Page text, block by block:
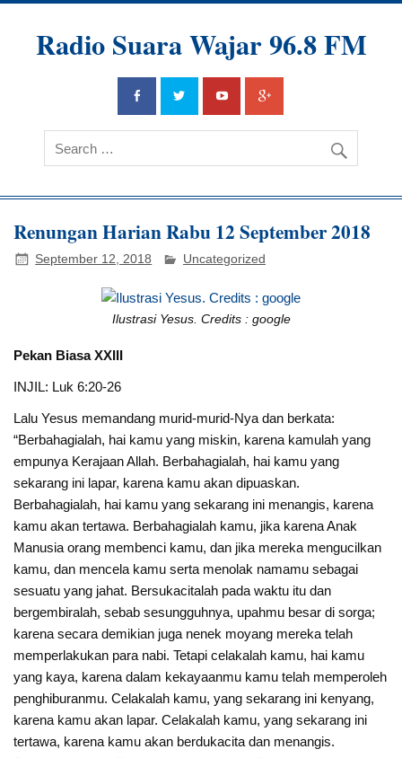
Radio Suara Wajar 96.8 FM
Renungan Harian Rabu 12 September 2018
September 12, 2018 Uncategorized
Ilustrasi Yesus. Credits : google
Pekan Biasa XXIII
INJIL: Luk 6:20-26
Lalu Yesus memandang murid-murid-Nya dan berkata:
“Berbahagialah, hai kamu yang miskin, karena kamulah yang
empunya Kerajaan Allah. Berbahagialah, hai kamu yang
sekarang ini lapar, karena kamu akan dipuaskan.
Berbahagialah, hai kamu yang sekarang ini menangis, karena
kamu akan tertawa. Berbahagialah kamu, jika karena Anak
Manusia orang membenci kamu, dan jika mereka mengucilkan
kamu, dan mencela kamu serta menolak namamu sebagai
sesuatu yang jahat. Bersukacitalah pada waktu itu dan
bergembiralah, sebab sesungguhnya, upahmu besar di sorga;
karena secara demikian juga nenek moyang mereka telah
memperlakukan para nabi. Tetapi celakalah kamu, hai kamu
yang kaya, karena dalam kekayaanmu kamu telah memperoleh
penghiburanmu. Celakalah kamu, yang sekarang ini kenyang,
karena kamu akan lapar. Celakalah kamu, yang sekarang ini
tertawa, karena kamu akan berdukacita dan menangis.